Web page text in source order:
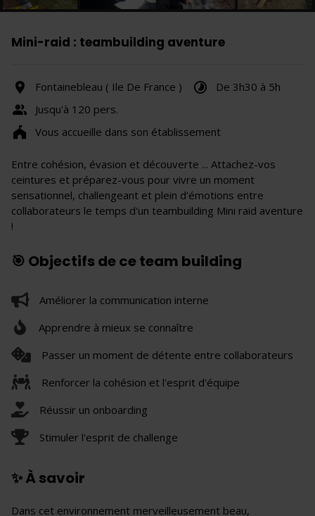
Mini-raid : teambuilding aventure
Fontainebleau ( Ile De France )
De 3h30 à 5h
Jusqu'à 120 pers.
Vous accueille dans son établissement
Entre cohésion, évasion et découverte ... Attachez-vos
ceintures et préparez-vous pour vivre un moment
sensationnel, challengeant et plein d'émotions entre
collaborateurs le temps d'un teambuilding Mini raid aventure
!
🎯 Objectifs de ce team building
Améliorer la communication interne
Apprendre à mieux se connaître
Passer un moment de détente entre collaborateurs
Renforcer la cohésion et l'esprit d'équipe
Réussir un onboarding
Stimuler l'esprit de challenge
✨ À savoir
Dans cet environnement merveilleusement beau,